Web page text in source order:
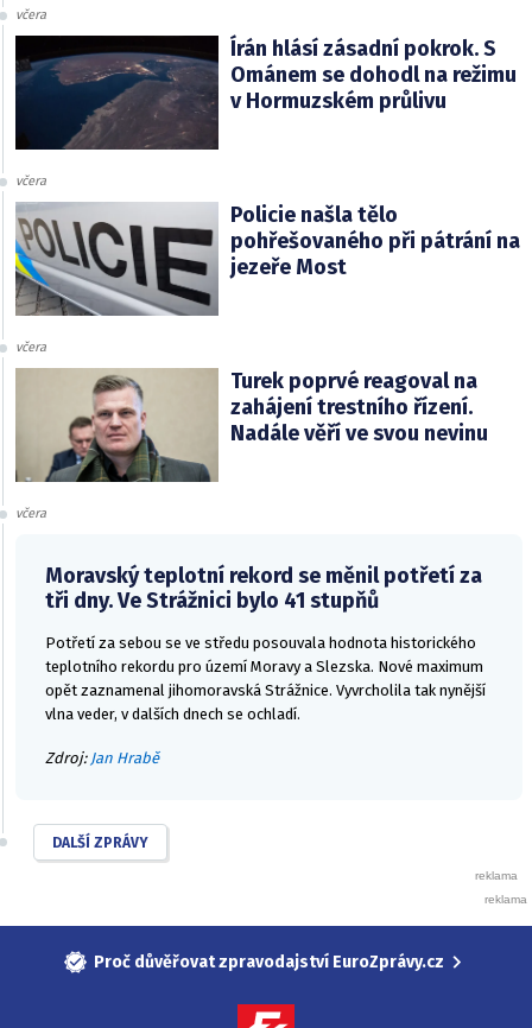
včera
Írán hlásí zásadní pokrok. S
Ománem se dohodl na režimu
v Hormuzském průlivu
včera
Policie našla tělo
pohřešovaného při pátrání na
jezeře Most
včera
Turek poprvé reagoval na
zahájení trestního řízení.
Nadále věří ve svou nevinu
včera
Moravský teplotní rekord se měnil potřetí za
tři dny. Ve Strážnici bylo 41 stupňů
Potřetí za sebou se ve středu posouvala hodnota historického
teplotního rekordu pro území Moravy a Slezska. Nové maximum
opět zaznamenal jihomoravská Strážnice. Vyvrcholila tak nynější
vlna veder, v dalších dnech se ochladí.
Zdroj: Jan Hrabě
DALŠÍ ZPRÁVY
Proč důvěřovat zpravodajství EuroZprávy.cz